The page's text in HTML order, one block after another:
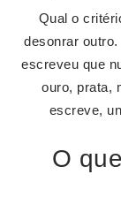
Qual o
desonrar
escreveu que
ouro, prata,
escreve,
O